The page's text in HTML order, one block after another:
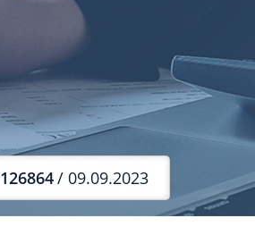
126864/ 09.09.2023